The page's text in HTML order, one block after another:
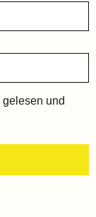
gelesen und